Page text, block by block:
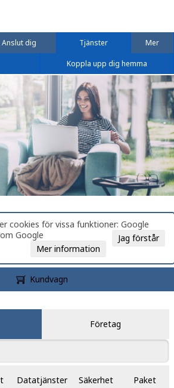
Anslut dig Tjänster Mer
Koppla upp dig hemma
cookies för vissa funktioner: Google
Google
Jag förstår
Mer information
Kundvagn
Företag
Datatjänster Säkerhet Paket